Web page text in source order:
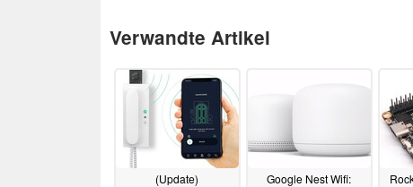
Verwandte Artikel
(Update)
Google Nest Wifi: